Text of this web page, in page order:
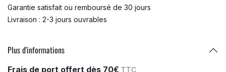
Garantie satisfait ou remboursé de 30 jours
Livraison : 2-3 jours ouvrables
Plus d'informations
Frais de port offert dès 70€ TTC